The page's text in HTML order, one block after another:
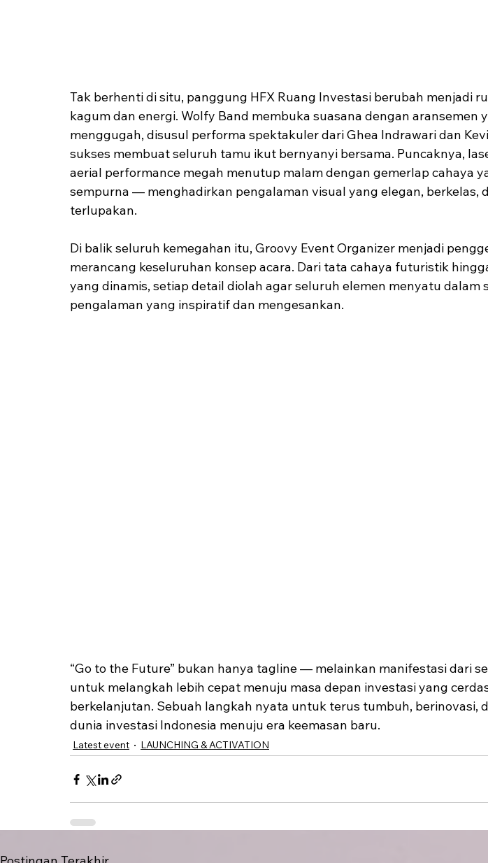
Tak berhenti di situ, panggung HFX Ruang Investasi berubah menjadi
kagum dan energi. Wolfy Band membuka suasana dengan aransemen
menggugah, disusul performa spektakuler dari Ghea Indrawari dan
sukses membuat seluruh tamu ikut bernyanyi bersama. Puncaknya,
aerial performance megah menutup malam dengan gemerlap cahaya
sempurna — menghadirkan pengalaman visual yang elegan, berkelas,
terlupakan.
Di balik seluruh kemegahan itu, Groovy Event Organizer menjadi
merancang keseluruhan konsep acara. Dari tata cahaya futuristik
yang dinamis, setiap detail diolah agar seluruh elemen menyatu dalam
pengalaman yang inspiratif dan mengesankan.
“Go to the Future” bukan hanya tagline — melainkan manifestasi dari
untuk melangkah lebih cepat menuju masa depan investasi yang
berkelanjutan. Sebuah langkah nyata untuk terus tumbuh, berinovasi,
dunia investasi Indonesia menuju era keemasan baru.
Latest event LAUNCHING & ACTIVATION